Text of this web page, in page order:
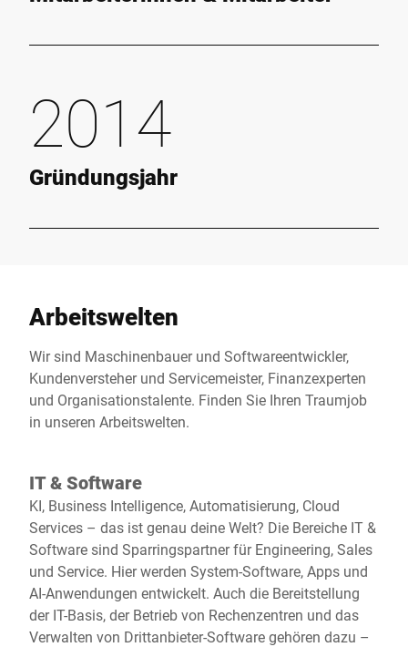
2014
Gründungsjahr
Arbeitswelten
Wir sind Maschinenbauer und Softwareentwickler,
Kundenversteher und Servicemeister, Finanzexperten
und Organisationstalente. Finden Sie Ihren Traumjob
in unseren Arbeitswelten.
IT & Software
KI, Business Intelligence, Automatisierung, Cloud
Services – das ist genau deine Welt? Die Bereiche IT &
Software sind Sparringspartner für Engineering, Sales
und Service. Hier werden System-Software, Apps und
AI-Anwendungen entwickelt. Auch die Bereitstellung
der IT-Basis, der Betrieb von Rechenzentren und das
Verwalten von Drittanbieter-Software gehören dazu –